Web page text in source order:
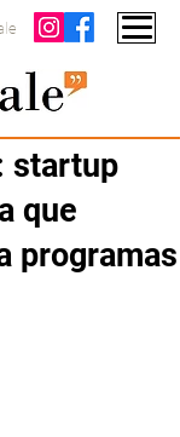
startup
que
programas